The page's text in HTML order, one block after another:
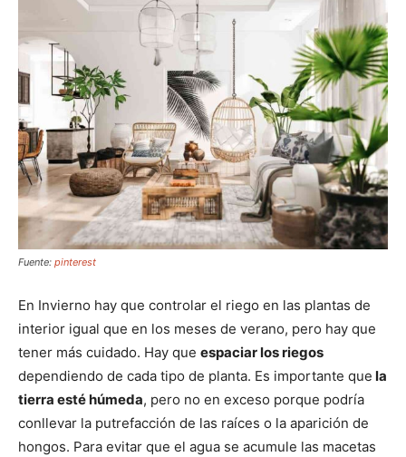
Fuente: pinterest
En Invierno hay que controlar el riego en las plantas de
interior igual que en los meses de verano, pero hay que
tener más cuidado. Hay que espaciar los riegos
dependiendo de cada tipo de planta. Es importante que la
tierra esté húmeda, pero no en exceso porque podría
conllevar la putrefacción de las raíces o la aparición de
hongos. Para evitar que el agua se acumule las macetas